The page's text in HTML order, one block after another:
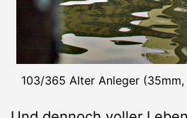
103/365 Alter Anleger (35mm,